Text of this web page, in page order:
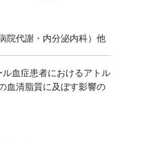
代謝・内分泌内科）他
血症患者におけるアトル
血清脂質に及ぼす影響の